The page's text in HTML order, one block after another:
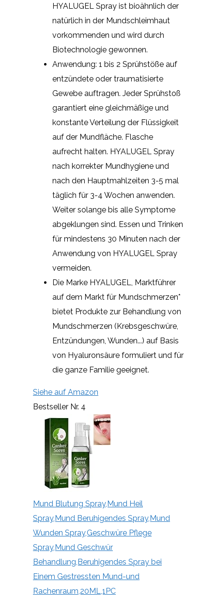
HYALUGEL Spray ist bioähnlich der
natürlich in der Mundschleimhaut
vorkommenden und wird durch
Biotechnologie gewonnen.
Anwendung: 1 bis 2 Sprühstöße auf
entzündete oder traumatisierte
Gewebe auftragen. Jeder Sprühstoß
garantiert eine gleichmäßige und
konstante Verteilung der Flüssigkeit
auf der Mundfläche. Flasche
aufrecht halten. HYALUGEL Spray
nach korrekter Mundhygiene und
nach den Hauptmahlzeiten 3-5 mal
täglich für 3-4 Wochen anwenden.
Weiter solange bis alle Symptome
abgeklungen sind. Essen und Trinken
für mindestens 30 Minuten nach der
Anwendung von HYALUGEL Spray
vermeiden.
Die Marke HYALUGEL, Marktführer
auf dem Markt für Mundschmerzen*
bietet Produkte zur Behandlung von
Mundschmerzen (Krebsgeschwüre,
Entzündungen, Wunden...) auf Basis
von Hyaluronsäure formuliert und für
die ganze Familie geeignet.
Siehe auf Amazon
Bestseller Nr. 4
Mund Blutung Spray,Mund Heil
Spray,Mund Beruhigendes Spray,Mund
Wunden Spray,Geschwüre Pflege
Spray,Mund Geschwür
Behandlung,Beruhigendes Spray bei
Einem Gestressten Mund-und
Rachenraum,20ML,1PC